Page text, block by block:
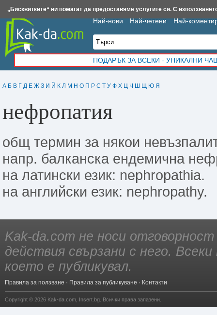
А Б В Г Д Е Ж З И Й К Л М Н О П Р С Т У Ф Х Ц Ч Ш Щ Ю Я
нефропатия
общ термин за някои
напр. балканска ендемична
на латински език: nephropathia.
на английски език: nephropathy.
Най-нови Най-четени Най-
ПОДАРЪК ЗА ВСЕКИ - УНИКАЛНИ
Insert.bg Framar.bg Kak-da.com Iztochnik.com BauBau.bg NewAge.bg
Kak-da.com не носи
действия свързани с него.
което е публикувал.
Правила за ползване · Правила за публикуване · Контакти
Copyright © 2026 Kak-da.com Insert.bg . Всички права запазени.
„Бисквитките“ ни помагат да предоставяме услугите си. С